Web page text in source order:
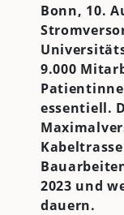
Bonn, 10.
9.000
essentiell.
2023 und
dauern.